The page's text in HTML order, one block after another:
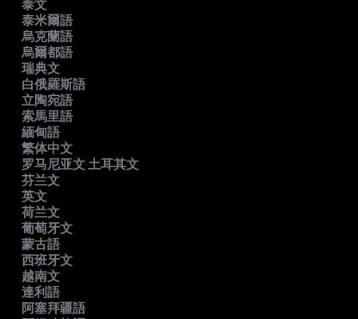
泰文
泰米爾語
烏克蘭語
烏爾都語
瑞典文
白俄羅斯語
立陶宛語
索馬里語
緬甸語
繁体中文
罗马尼亚文 土耳其文
芬兰文
英文
荷兰文
葡萄牙文
蒙古語
西班牙文
越南文
達利語
阿塞拜疆語